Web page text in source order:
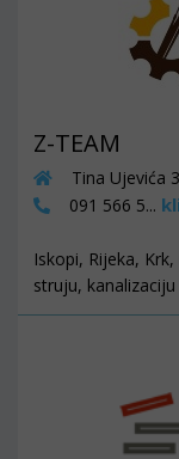
Z-TEAM
Tina
091 566 5...
Iskopi, Rijeka,
struju, kanalizaciju